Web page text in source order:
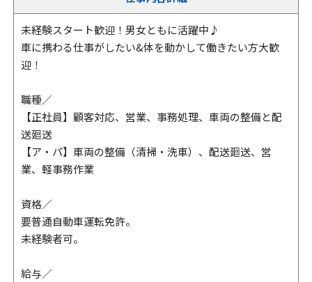
未経験スタート歓迎！男女ともに活躍中♪
車に携わる仕事がしたい&体を動かして働きたい方大歓
迎！
職種／
【正社員】顧客対応、営業、事務処理、車両の整備と配
送廻送
【ア・パ】車両の整備（清掃・洗車）、配送廻送、営
業、軽事務作業
資格／
要普通自動車運転免許。
未経験者可。
給与／